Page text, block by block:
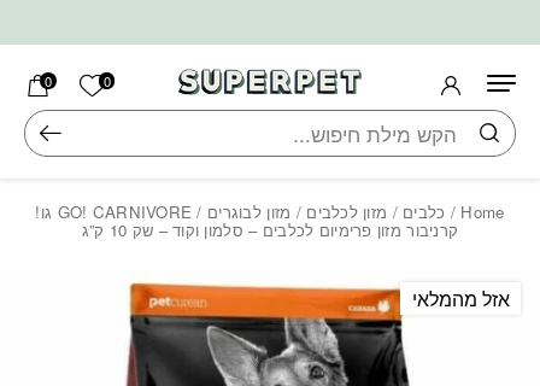
0 הרשימה
0
חיפוש
Home
/ כלבים / מזון לכלבים / מזון לבוגרים / GO! CARNIVORE גו!
קרניבור מזון פרימיום לכלבים – סלמון וקוד – שק 10 ק”ג
אזל מהמלאי